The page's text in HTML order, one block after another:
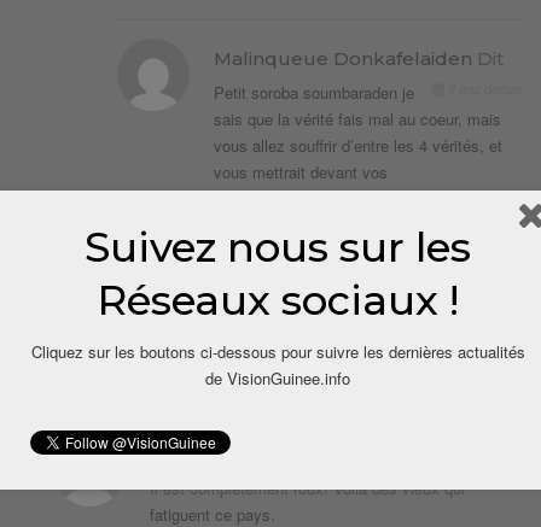
Malinqueue Donkafelaiden Dit
Petit soroba soumbaraden je
sais que la vérité fais mal au coeur, mais
vous allez souffrir d’entre les 4 vérités, et
vous mettrait devant vos
contradictions.donc achète bcp de
Répondre
Lèfoui.haha.
Sylla Dit
Il est complètement foux! Voilà des vieux qui
fatiguent ce pays.
Suivez nous sur les
Réseaux sociaux !
Cliquez sur les boutons ci-dessous pour suivre les dernières actualités
de VisionGuinee.info